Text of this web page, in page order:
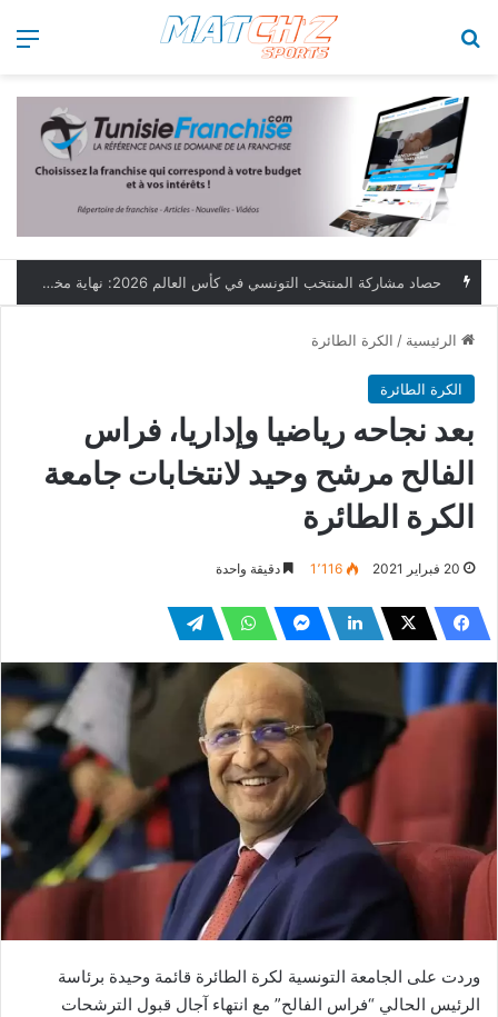
الرئيسية / الكرة الطائرة
الكرة الطائرة
بعد نجاحه رياضيا وإداريا، فراس
الفالح مرشح وحيد لانتخابات جامعة
الكرة الطائرة
20 فبراير 2021 1٬116 دقيقة واحدة
وردت على الجامعة التونسية لكرة الطائرة قائمة وحيدة برئاسة
الرئيس الحالي “فراس الفالح” مع انتهاء آجال قبول الترشحات